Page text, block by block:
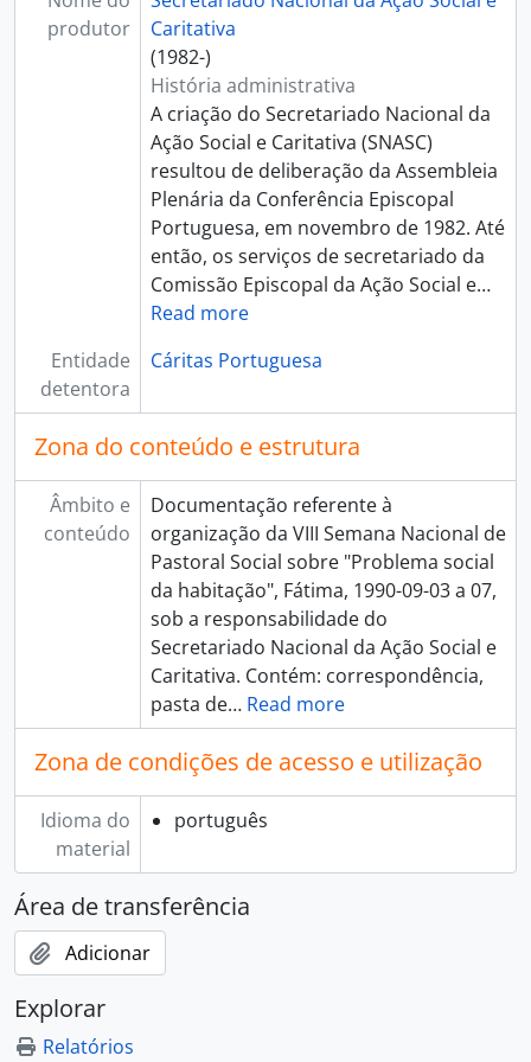
produtor
Caritativa
(1982-)
História administrativa
A criação do Secretariado Nacional da
Ação Social e Caritativa (SNASC)
resultou de deliberação da Assembleia
Plenária da Conferência Episcopal
Portuguesa, em novembro de 1982. Até
então, os serviços de secretariado da
Comissão Episcopal da Ação Social e…
Read more
Entidade
detentora
Cáritas Portuguesa
Zona do conteúdo e estrutura
Âmbito e
conteúdo
Documentação referente à
organização da VIII Semana Nacional de
Pastoral Social sobre "Problema social
da habitação", Fátima, 1990-09-03 a 07,
sob a responsabilidade do
Secretariado Nacional da Ação Social e
Caritativa. Contém: correspondência,
pasta de… Read more
Zona de condições de acesso e utilização
Idioma do
material
português
Área de transferência
Adicionar
Explorar
Relatórios